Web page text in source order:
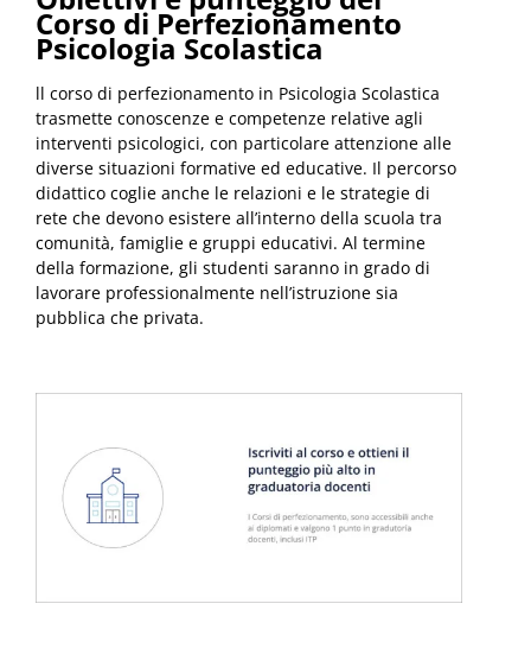
Corso di Perfezionamento
Psicologia Scolastica
ll corso di perfezionamento in Psicologia Scolastica
trasmette conoscenze e competenze relative agli
interventi psicologici, con particolare attenzione alle
diverse situazioni formative ed educative. Il percorso
didattico coglie anche le relazioni e le strategie di
rete che devono esistere all’interno della scuola tra
comunità, famiglie e gruppi educativi. Al termine
della formazione, gli studenti saranno in grado di
lavorare professionalmente nell’istruzione sia
pubblica che privata.